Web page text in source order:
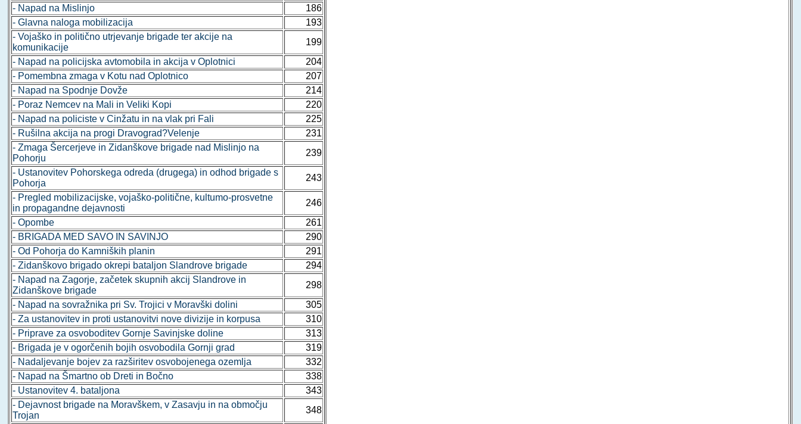
- Napad na Mislinjo
186
- Glavna naloga mobilizacija
193
- Vojaško in politično utrjevanje brigade ter akcije na
komunikacije
199
- Napad na policijska avtomobila in akcija v Oplotnici
204
- Pomembna zmaga v Kotu nad Oplotnico
207
- Napad na Spodnje Dovže
214
- Poraz Nemcev na Mali in Veliki Kopi
220
- Napad na policiste v Cinžatu in na vlak pri Fali
225
- Rušilna akcija na progi Dravograd?Velenje
231
- Zmaga Šercerjeve in Zidanškove brigade nad Mislinjo na
Pohorju
239
- Ustanovitev Pohorskega odreda (drugega) in odhod brigade s
Pohorja
243
- Pregled mobilizacijske, vojaško-politične, kultumo-prosvetne
in propagandne dejavnosti
246
- Opombe
261
- BRIGADA MED SAVO IN SAVINJO
290
- Od Pohorja do Kamniških planin
291
- Zidanškovo brigado okrepi bataljon Slandrove brigade
294
- Napad na Zagorje, začetek skupnih akcij Slandrove in
Zidanškove brigade
298
- Napad na sovražnika pri Sv. Trojici v Moravški dolini
305
- Za ustanovitev in proti ustanovitvi nove divizije in korpusa
310
- Priprave za osvoboditev Gornje Savinjske doline
313
- Brigada je v ogorčenih bojih osvobodila Gornji grad
319
- Nadaljevanje bojev za razširitev osvobojenega ozemlja
332
- Napad na Šmartno ob Dreti in Bočno
338
- Ustanovitev 4. bataljona
343
- Dejavnost brigade na Moravškem, v Zasavju in na območju
Trojan
348